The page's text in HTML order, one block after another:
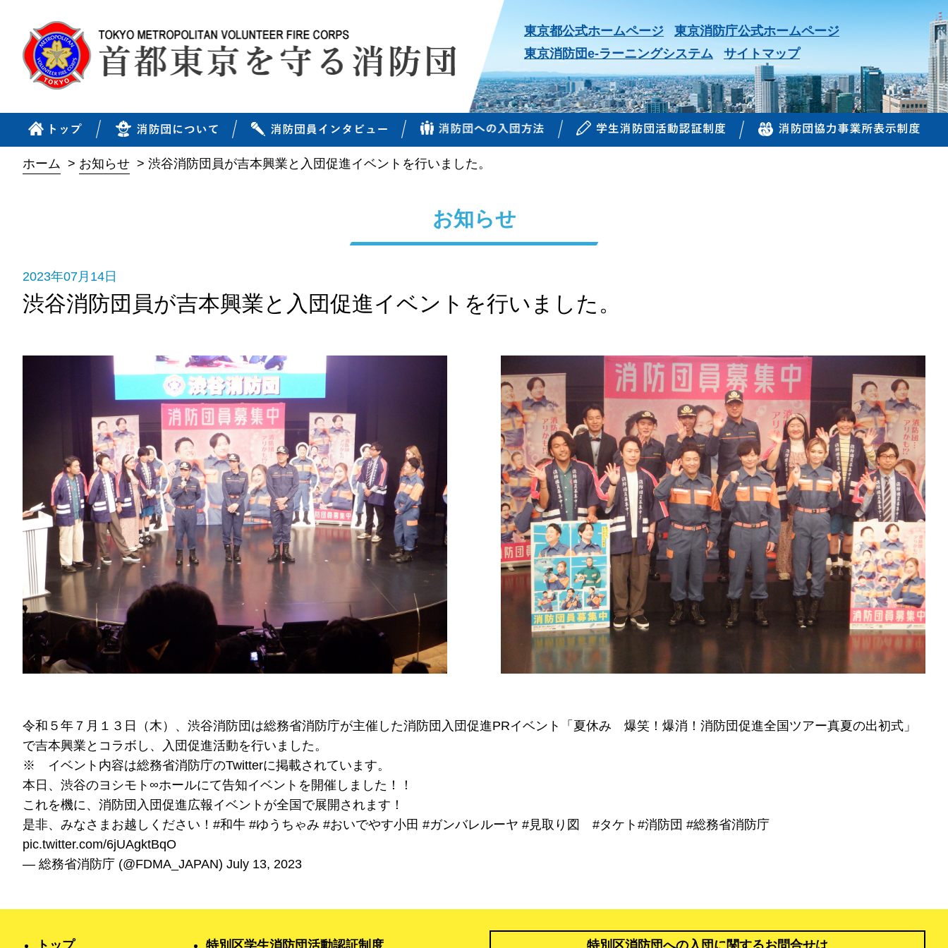
東京都公式ホームページ
東京消防庁公式ホームページ
東京消防団e-ラーニングシステム
サイトマップ
ホーム > お知らせ > 渋谷消防団員が吉本興業と入団促進イベントを行いました。
お知らせ
2023年07月14日
渋谷消防団員が吉本興業と入団促進イベントを行いました。
令和５年７月１３日（木）、渋谷消防団は総務省消防庁が主催した消防団入団促進PRイベント「夏休み 爆笑！爆消！消防団促進全国ツアー真夏の出初式」
で吉本興業とコラボし、入団促進活動を行いました。
※ イベント内容は総務省消防庁のTwitterに掲載されています。
本日、渋谷のヨシモト∞ホールにて告知イベントを開催しました！！
これを機に、消防団入団促進広報イベントが全国で展開されます！
是非、みなさまお越しください！ #和牛 #ゆうちゃみ #おいでやす小田 #ガンバレルーヤ #見取り図 #タケト #消防団 #総務省消防庁
pic.twitter.com/6jUAgktBqO
— 総務省消防庁 (@FDMA_JAPAN) July 13, 2023
トップ 特別区学生消防団活動認証制度 特別区消防団への入団に関するお問合せは